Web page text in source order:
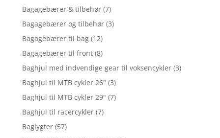
Bagagebærer & tilbehør (7)
Bagagebærer og tilbehør (3)
Bagagebærer til bag (12)
Bagagebærer til front (8)
Baghjul med indvendige gear til voksencykler (3)
Baghjul til MTB cykler 26" (3)
Baghjul til MTB cykler 29" (7)
Baghjul til racercykler (7)
Baglygter (57)